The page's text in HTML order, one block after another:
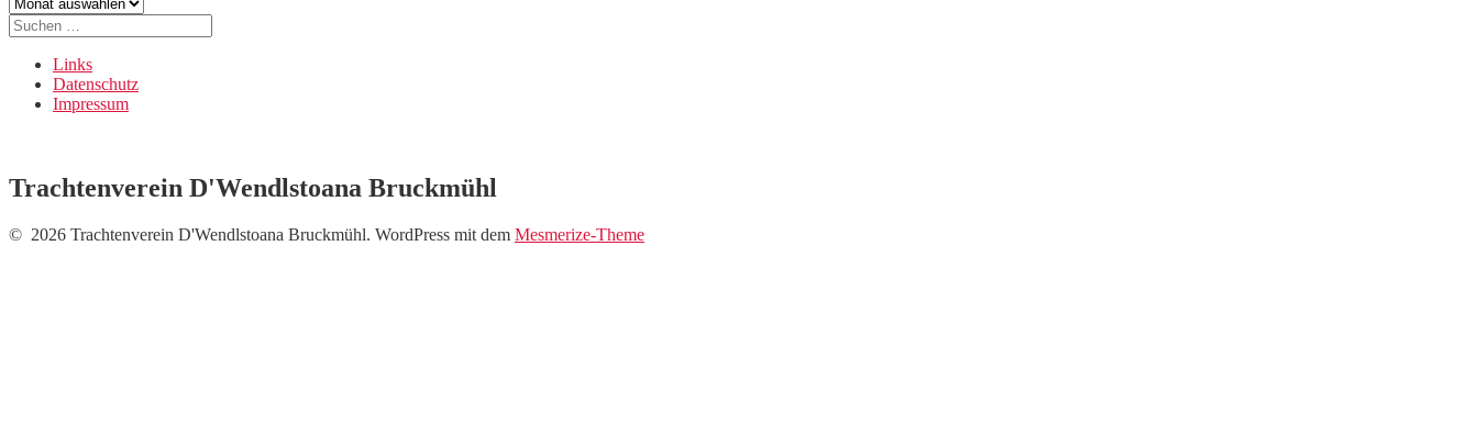
Suche
nach:
Links
Datenschutz
Impressum
Trachtenverein D'Wendlstoana Bruckmühl
© 2026 Trachtenverein D'Wendlstoana Bruckmühl. WordPress mit dem Mesmerize-Theme